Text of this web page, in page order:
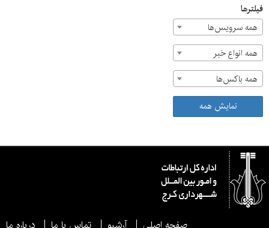
فیلترها
همه سرویس‌ها
همه انواع خبر
همه باکس‌ها
نمایش همه